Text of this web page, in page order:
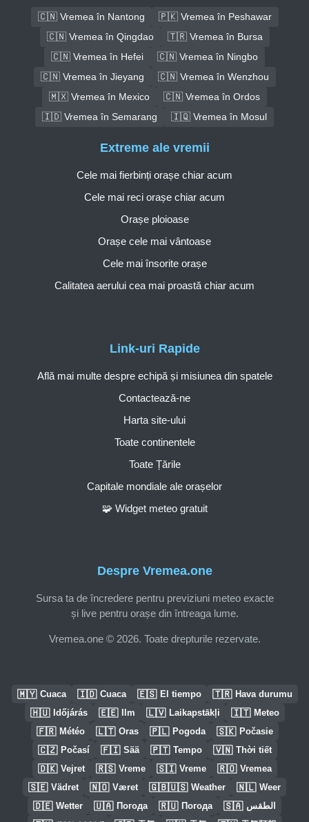
🇨🇳 Vremea în Nantong
🇵🇰 Vremea în Peshawar
🇨🇳 Vremea în Qingdao
🇹🇷 Vremea în Bursa
🇨🇳 Vremea în Hefei
🇨🇳 Vremea în Ningbo
🇨🇳 Vremea în Jieyang
🇨🇳 Vremea în Wenzhou
🇲🇽 Vremea în Mexico
🇨🇳 Vremea în Ordos
🇮🇩 Vremea în Semarang
🇮🇶 Vremea în Mosul
Despre Vremea.one
Sursa ta de încredere pentru previziuni meteo exacte
și live pentru orașe din întreaga lume.
Vremea.one © 2026. Toate drepturile rezervate.
Link-uri Rapide
Află mai multe despre echipă și misiunea din spatele
Contactează-ne
Harta site-ului
Toate continentele
Toate Țările
Capitale mondiale ale orașelor
🧩 Widget meteo gratuit
Extreme ale vremii
Cele mai fierbinți orașe chiar acum
Cele mai reci orașe chiar acum
Orașe ploioase
Orașe cele mai vântoase
Cele mai însorite orașe
Calitatea aerului cea mai proastă chiar acum
🇲🇾 Cuaca 🇮🇩 Cuaca 🇪🇸 El tiempo 🇹🇷 Hava durumu
🇭🇺 Időjárás 🇪🇪 Ilm 🇱🇻 Laikapstākļi 🇮🇹 Meteo
🇫🇷 Météo 🇱🇹 Oras 🇵🇱 Pogoda 🇸🇰 Počasie
🇨🇿 Počasí 🇫🇮 Sää 🇵🇹 Tempo 🇻🇳 Thời tiết
🇩🇰 Vejret 🇷🇸 Vreme 🇸🇮 Vreme 🇷🇴 Vremea
🇸🇪 Vädret 🇳🇴 Været 🇬🇧🇺🇸 Weather 🇳🇱 Weer
🇩🇪 Wetter 🇺🇦 Погода 🇷🇺 Погода 🇸🇦 الطقس